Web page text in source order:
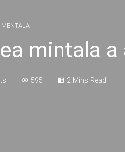
MENTALA
mintala
595 2 Mins Read